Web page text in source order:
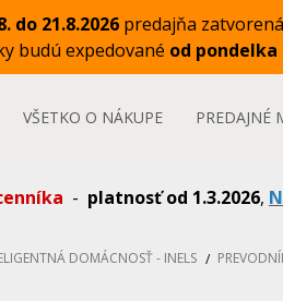
do 21.8.2026 predajňa
budú expedované od pondelka
VŠETKO O NÁKUPE PREDAJNÉ
- platnosť od 1.3.2026,
DOMÁCNOSŤ - INELS